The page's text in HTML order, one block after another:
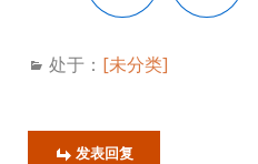
处于： [未分类]
发表回复